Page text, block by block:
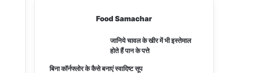
Food Samachar
जानिये चावल के खीर में भी इस्तेमाल
होते हैं पान के पत्ते
बिना कॉर्नफ्लोर के कैसे बनाएं स्वादिष्ट सूप